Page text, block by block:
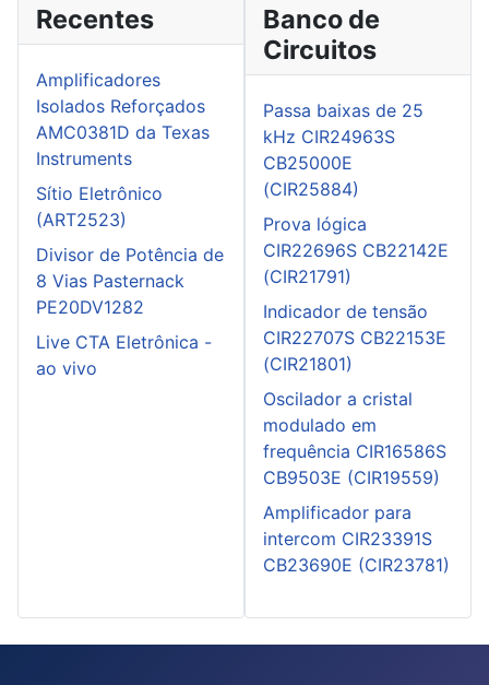
Recentes
Amplificadores
Isolados Reforçados
AMC0381D da Texas
Instruments
Sítio Eletrônico
(ART2523)
Divisor de Potência de
8 Vias Pasternack
PE20DV1282
Live CTA Eletrônica -
ao vivo
Banco de
Circuitos
Passa baixas de 25
kHz CIR24963S
CB25000E
(CIR25884)
Prova lógica
CIR22696S CB22142E
(CIR21791)
Indicador de tensão
CIR22707S CB22153E
(CIR21801)
Oscilador a cristal
modulado em
frequência CIR16586S
CB9503E (CIR19559)
Amplificador para
intercom CIR23391S
CB23690E (CIR23781)